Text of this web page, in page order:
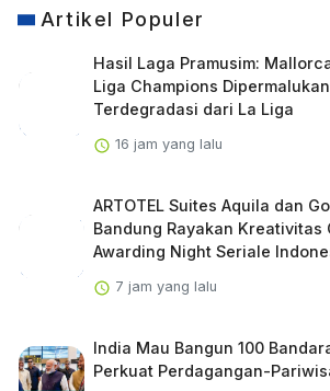
Artikel Populer
Hasil Laga Pramusim:
Liga Champions
Terdegradasi dari La Liga
16 jam yang lalu
ARTOTEL Suites Aquila dan
Bandung Rayakan Kreativitas
Awarding Night Seriale
7 jam yang lalu
India Mau Bangun 100
Perkuat Perdagangan-